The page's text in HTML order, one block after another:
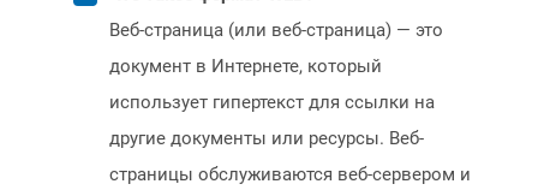
Веб-страница (или веб-страница) — это
документ в Интернете, который
использует гипертекст для ссылки на
другие документы или ресурсы. Веб-
страницы обслуживаются веб-сервером и